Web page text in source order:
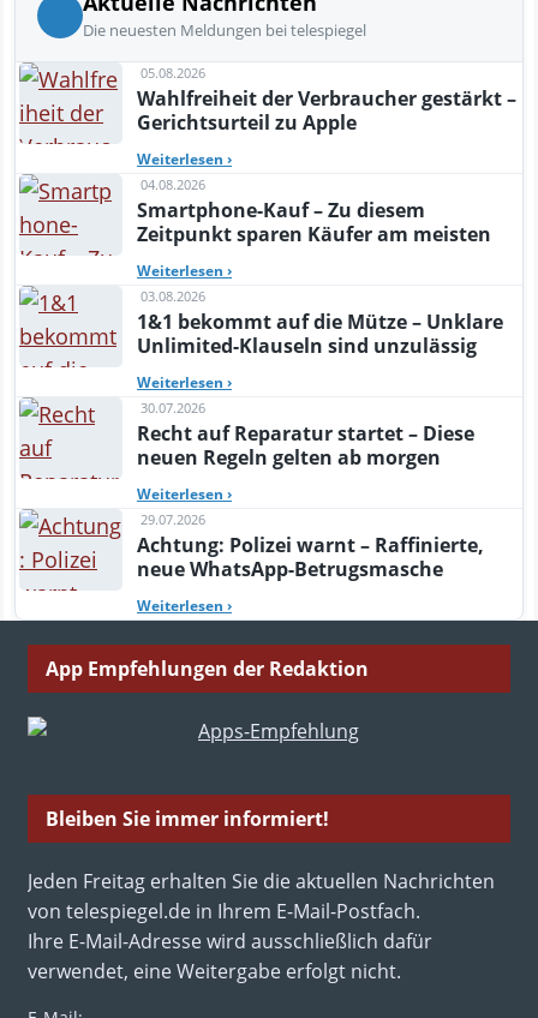
Die neuesten Meldungen bei telespiegel
05.08.2026
Wahlfreiheit der Verbraucher gestärkt –
Gerichtsurteil zu Apple
Weiterlesen ›
04.08.2026
Smartphone-Kauf – Zu diesem
Zeitpunkt sparen Käufer am meisten
Weiterlesen ›
03.08.2026
1&1 bekommt auf die Mütze – Unklare
Unlimited-Klauseln sind unzulässig
Weiterlesen ›
30.07.2026
Recht auf Reparatur startet – Diese
neuen Regeln gelten ab morgen
Weiterlesen ›
29.07.2026
Achtung: Polizei warnt – Raffinierte,
neue WhatsApp-Betrugsmasche
Weiterlesen ›
App Empfehlungen der Redaktion
Bleiben Sie immer informiert!
Jeden Freitag erhalten Sie die aktuellen Nachrichten
von telespiegel.de in Ihrem E-Mail-Postfach.
Ihre E-Mail-Adresse wird ausschließlich dafür
verwendet, eine Weitergabe erfolgt nicht.